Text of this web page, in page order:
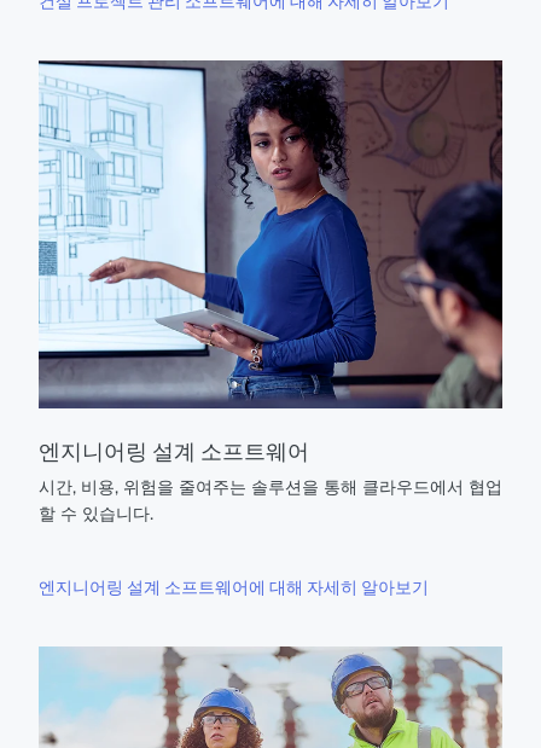
엔지니어링 설계 소프트웨어
시간, 비용, 위험을 줄여주는 솔루션을 통해 클라우드에서 협업
할 수 있습니다.
엔지니어링 설계 소프트웨어에 대해 자세히 알아보기